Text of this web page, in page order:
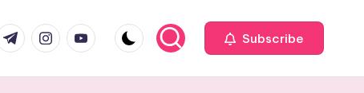
instagram.com
youtube.com Subscribe